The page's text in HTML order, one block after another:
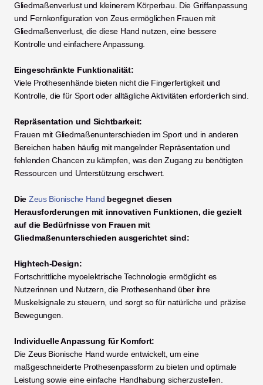
Gliedmaßenverlust und kleinerem Körperbau. Die Griffanpassung
und Fernkonfiguration von Zeus ermöglichen Frauen mit
Gliedmaßenverlust, die diese Hand nutzen, eine bessere
Kontrolle und einfachere Anpassung.
Eingeschränkte Funktionalität:
Viele Prothesenhände bieten nicht die Fingerfertigkeit und
Kontrolle, die für Sport oder alltägliche Aktivitäten erforderlich sind.
Repräsentation und Sichtbarkeit:
Frauen mit Gliedmaßenunterschieden im Sport und in anderen
Bereichen haben häufig mit mangelnder Repräsentation und
fehlenden Chancen zu kämpfen, was den Zugang zu benötigten
Ressourcen und Unterstützung erschwert.
Die Zeus Bionische Hand begegnet diesen
Herausforderungen mit innovativen Funktionen, die gezielt
auf die Bedürfnisse von Frauen mit
Gliedmaßenunterschieden ausgerichtet sind:
Hightech-Design:
Fortschrittliche myoelektrische Technologie ermöglicht es
Nutzerinnen und Nutzern, die Prothesenhand über ihre
Muskelsignale zu steuern, und sorgt so für natürliche und präzise
Bewegungen.
Individuelle Anpassung für Komfort:
Die Zeus Bionische Hand wurde entwickelt, um eine
maßgeschneiderte Prothesenpassform zu bieten und optimale
Leistung sowie eine einfache Handhabung sicherzustellen.